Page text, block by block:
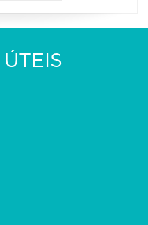
ÚTEIS